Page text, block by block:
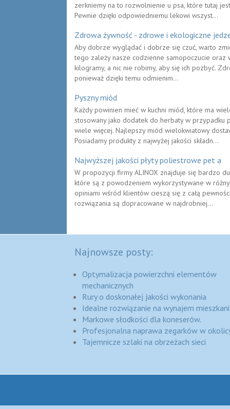
zerkniemy na to rozwolnienie u psa, które tutaj
Pewnie dzięki odpowiedniemu lekowi wszyst...
Zdrowa żywność - zdrowe i ekologiczne
Aby dobrze wyglądać i dobrze się czuć, warto
tego zależy nasze codzienne samopoczucie oraz
kilogramy, a nic nie robimy, aby się ich pozbyć.
ponieważ dzięki temu odmienim...
Pyszny miód
Każdy powinien mieć w kuchni miód, które ma
stosowany jako dodatek do herbaty w przypadku
wiele więcej. Najlepszy miód wielokwiatowy
Posiadamy produkty z najwyżej jakości składn...
Najwyższej jakości płyty poliestrowe pet a
W propozycji firmy ALINOX znajduje się bardzo
które są z powodzeniem wykorzystywane w
opiniami wśród klientów cieszą się z całą
rozwiązania są dopracowane w najdrobniej...
Najnowsze posty:
Optymalizacja powierzchni elementów
mechanicznych
Rury o doskonałej jakości wykonania
Idealne rozwiązanie na wynajem
Markowe słodkości dla koneserów.
Profesjonalna naprawa zegarków w
Tajemnicze szlaki na obrzeżach sieci